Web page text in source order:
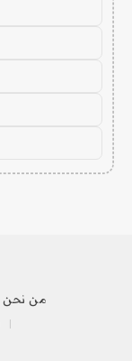
من نحن